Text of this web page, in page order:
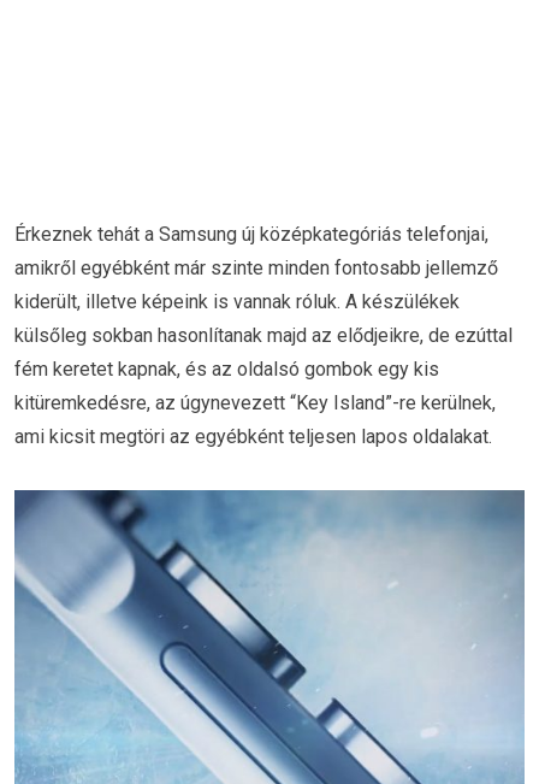
Érkeznek tehát a Samsung új középkategóriás telefonjai,
amikről egyébként már szinte minden fontosabb jellemző
kiderült, illetve képeink is vannak róluk. A készülékek
külsőleg sokban hasonlítanak majd az elődjeikre, de ezúttal
fém keretet kapnak, és az oldalsó gombok egy kis
kitüremkedésre, az úgynevezett “Key Island”-re kerülnek,
ami kicsit megtöri az egyébként teljesen lapos oldalakat.